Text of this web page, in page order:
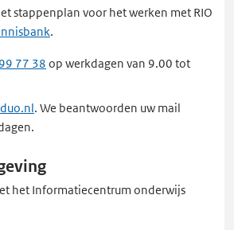
stappenplan voor het werken met RIO
.
77 38 op werkdagen van 9.00 tot
. We beantwoorden uw mail
het Informatiecentrum onderwijs